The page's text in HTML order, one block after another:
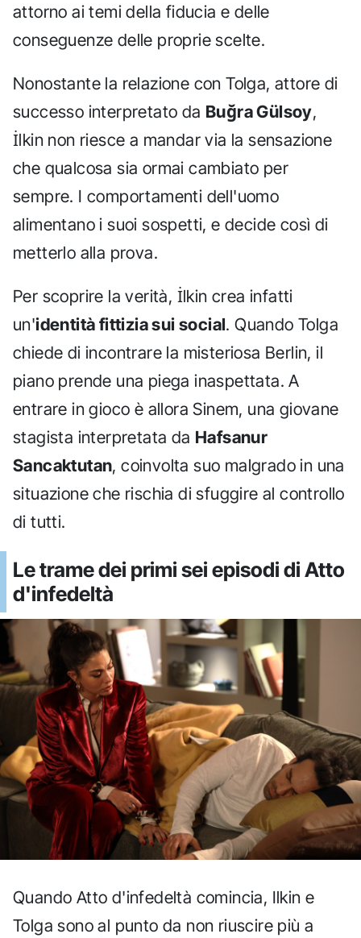
attorno ai temi della fiducia e delle
conseguenze delle proprie scelte.
Nonostante la relazione con Tolga, attore di
successo interpretato da Buğra Gülsoy,
İlkin non riesce a mandar via la sensazione
che qualcosa sia ormai cambiato per
sempre. I comportamenti dell'uomo
alimentano i suoi sospetti, e decide così di
metterlo alla prova.
Per scoprire la verità, İlkin crea infatti
un'identità fittizia sui social. Quando Tolga
chiede di incontrare la misteriosa Berlin, il
piano prende una piega inaspettata. A
entrare in gioco è allora Sinem, una giovane
stagista interpretata da Hafsanur
Sancaktutan, coinvolta suo malgrado in una
situazione che rischia di sfuggire al controllo
di tutti.
Le trame dei primi sei episodi di Atto
d'infedeltà
Quando Atto d'infedeltà comincia, Ilkin e
Tolga sono al punto da non riuscire più a